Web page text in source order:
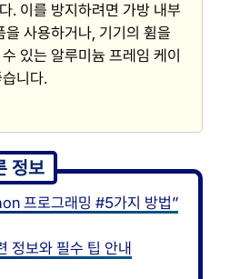
. 이를 방지하려면 가방 내부
사용하거나, 기기의 휨을
있는 알루미늄 프레임 케이
니다.
프로그래밍 #5가지 방법”
정보와 필수 팁 안내